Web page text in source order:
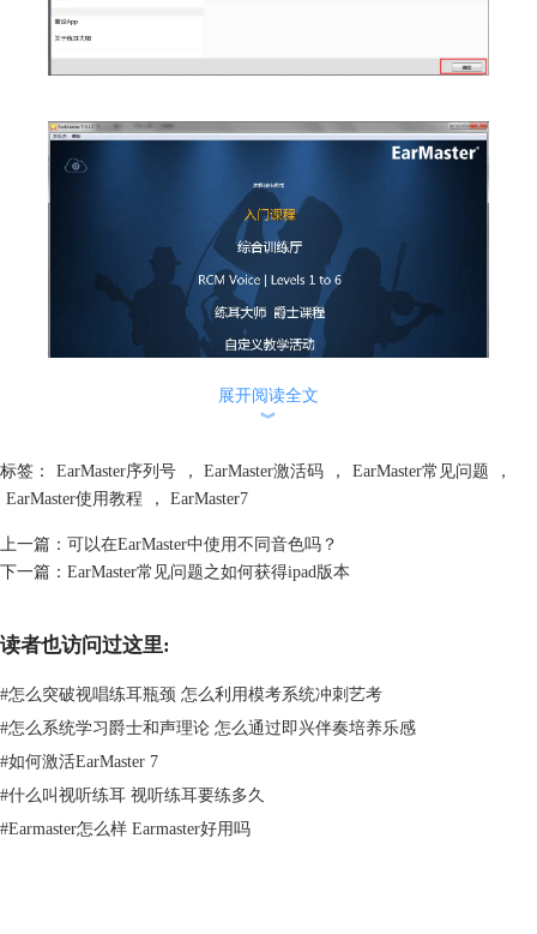
然后我们会发现，这里的课程是上锁状态，因为这是硕士教程，是一套完
整的互动练习，1至6级的皇家音乐学院的语音考试。
RCM Voice|Levels 1 to 6包含34个模块，每个模块4到8个课程。这些模块
涵盖了在RCM语音考试中遇到的各种活动：技术（如唱歌音阶）、
Earmaster Cloud中包含此课程
展开阅读全文
︾
标签： EarMaster序列号 ， EarMaster激活码 ， EarMaster常见问题
，
EarMaster使用教程
， EarMaster7
上一篇： 可以在EarMaster中使用不同音色吗？
下一篇： EarMaster常见问题之如何获得ipad版本
读者也访问过这里:
#怎么突破视唱练耳瓶颈 怎么利用模考系统冲刺艺考
#怎么系统学习爵士和声理论 怎么通过即兴伴奏培养乐感
#如何激活EarMaster 7
#什么叫视听练耳 视听练耳要练多久
#Earmaster怎么样 Earmaster好用吗